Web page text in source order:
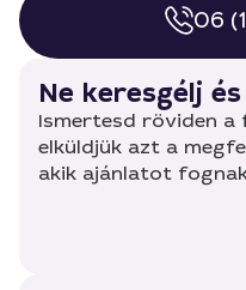
06
Ne keresgélj
Ismertesd röviden a
elküldjük azt a
akik ajánlatot